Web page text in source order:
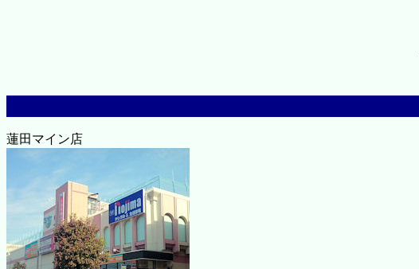
蓮田マイン店